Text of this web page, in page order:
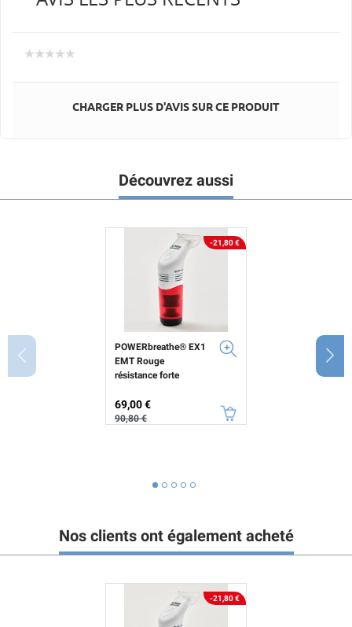
CHARGER PLUS D'AVIS SUR CE PRODUIT
Découvrez aussi
-21,80 €
POWERbreathe® EX1
EMT Rouge
résistance forte
Prix
69,00 € Prix de base
90,80 €
Nos clients ont également acheté
-21,80 €